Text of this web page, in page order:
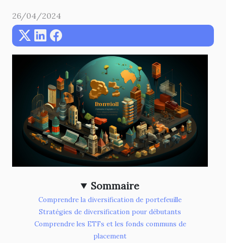
26/04/2024
Sommaire
Comprendre la diversification de portefeuille
Stratégies de diversification pour débutants
Comprendre les ETFs et les fonds communs de
placement